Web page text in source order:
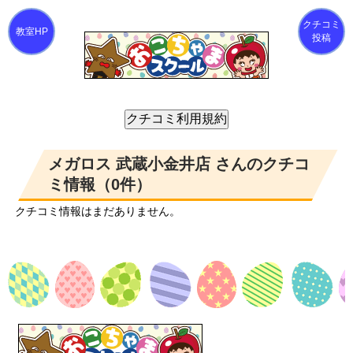
クチコミ
投稿
メガロス 武蔵小金井店 さんのクチコ
ミ情報（0件）
クチコミ情報はまだありません。